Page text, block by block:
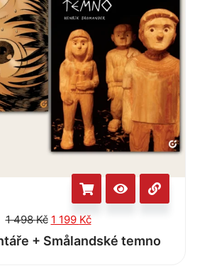
1 498Kč 1 199 Kč
+ Smålandské temno